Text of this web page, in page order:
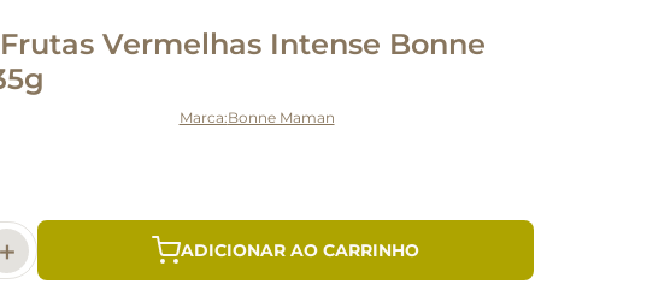
Vermelhas Intense Bonne
Bonne Maman
＋ ADICIONAR AO CARRINHO